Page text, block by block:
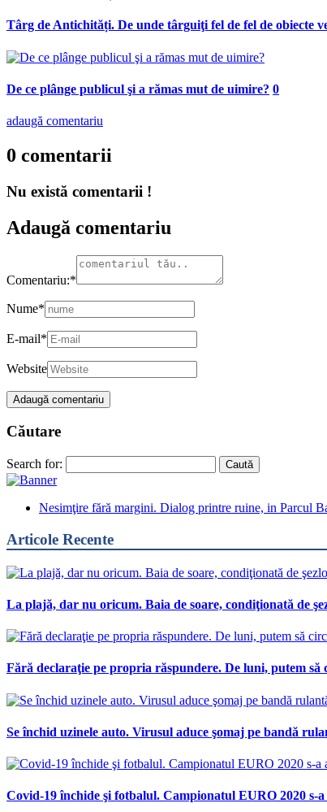
Târg de Antichități. De unde târguiţi fel de fel de obiecte
De ce plânge publicul şi a rămas mut de uimire? 0
adaugă comentariu
0 comentarii
Nu există comentarii !
Adaugă comentariu
Comentariu:*
Nume*
E-mail*
Website
Căutare
Search for:
Nesimţire fără margini. Dialog printre ruine, in Parcul
Articole Recente
La plajă, dar nu oricum. Baia de soare, condiţionată de
Fără declaraţie pe propria răspundere. De luni, putem să
Se închid uzinele auto. Virusul aduce şomaj pe bandă
Covid-19 închide şi fotbalul. Campionatul EURO 2020 s-